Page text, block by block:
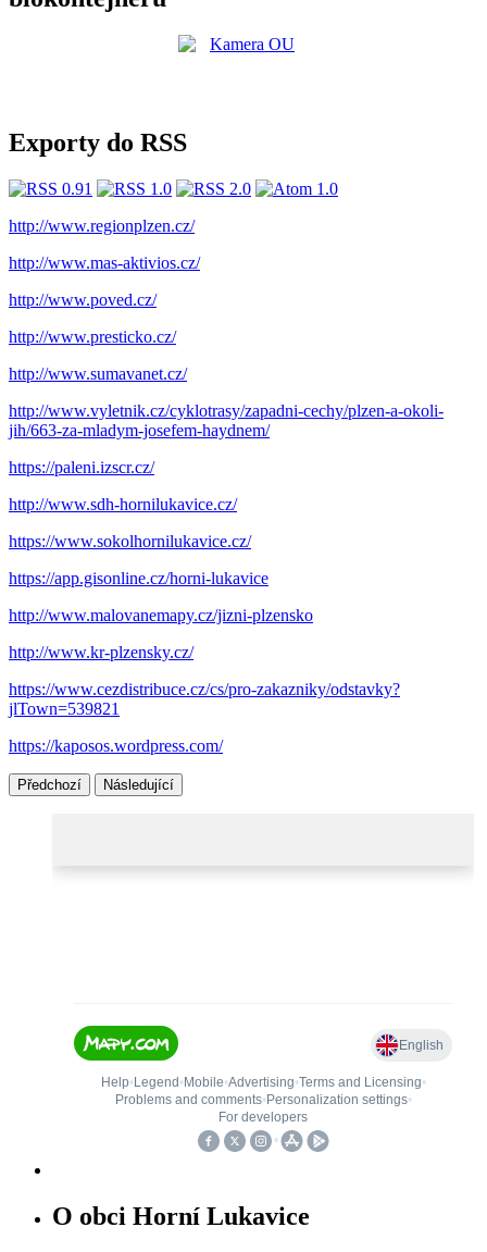
Exporty do RSS
http://www.regionplzen.cz/
http://www.mas-aktivios.cz/
http://www.poved.cz/
http://www.presticko.cz/
http://www.sumavanet.cz/
http://www.vyletnik.cz/cyklotrasy/zapadni-cechy/plzen-a-okoli-
jih/663-za-mladym-josefem-haydnem/
https://paleni.izscr.cz/
http://www.sdh-hornilukavice.cz/
https://www.sokolhornilukavice.cz/
https://app.gisonline.cz/horni-lukavice
http://www.malovanemapy.cz/jizni-plzensko
http://www.kr-plzensky.cz/
https://www.cezdistribuce.cz/cs/pro-zakazniky/odstavky?
jlTown=539821
https://kaposos.wordpress.com/
Předchozí Následující
O obci Horní Lukavice